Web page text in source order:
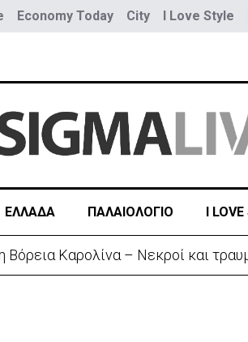
Economy Today City I Love Style
ΕΛΛΑΔΑ ΠΑΛΑΙΟΛΟΓΙΟ I
Καρολίνα – Νεκροί και